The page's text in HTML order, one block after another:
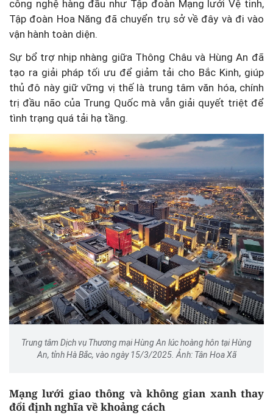
công nghệ hàng đầu như Tập đoàn Mạng lưới Vệ tinh,
Tập đoàn Hoa Năng đã chuyển trụ sở về đây và đi vào
vận hành toàn diện.
Sự bổ trợ nhịp nhàng giữa Thông Châu và Hùng An đã
tạo ra giải pháp tối ưu để giảm tải cho Bắc Kinh, giúp
thủ đô này giữ vững vị thế là trung tâm văn hóa, chính
trị đầu não của Trung Quốc mà vẫn giải quyết triệt để
tình trạng quá tải hạ tầng.
Trung tâm Dịch vụ Thương mại Hùng An lúc hoàng hôn tại Hùng
An, tỉnh Hà Bắc, vào ngày 15/3/2025. Ảnh: Tân Hoa Xã
Mạng lưới giao thông và không gian xanh thay
đổi định nghĩa về khoảng cách